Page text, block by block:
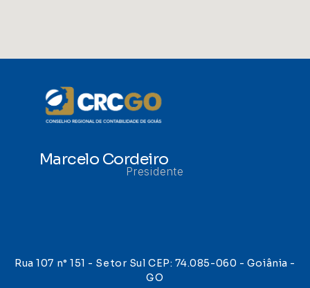
Marcelo Cordeiro
Presidente
Rua 107 n° 151 - Setor Sul CEP: 74.085-060 - Goiânia -
GO